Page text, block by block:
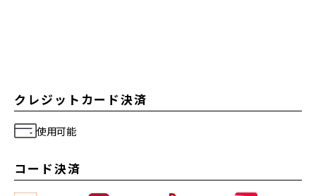
クレジットカード決済
使用可能
コード決済